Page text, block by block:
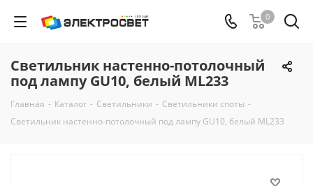
0
Светильник настенно-потолочный
под лампу GU10, белый ML233
Главная - Каталог - Светильники - Светильники споты -
Светильник настенно-потолочный под лампу GU10, белый ML233